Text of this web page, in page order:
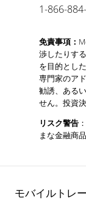
1-866-
免責事項：
渉したりす
を目的とし
専門家のア
勧誘、ある
せん。投資
リスク警告
まな金融商
モバイルトレ